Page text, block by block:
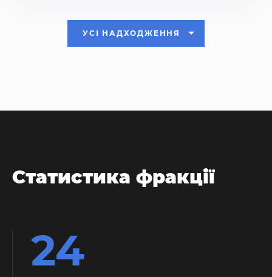
УСІ НАДХОДЖЕННЯ
Статистика фракції
24